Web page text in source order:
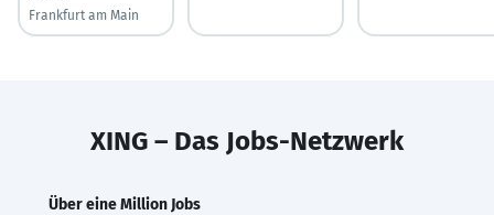
Frankfurt am Main
XING – Das Jobs-Netzwerk
Über eine Million Jobs